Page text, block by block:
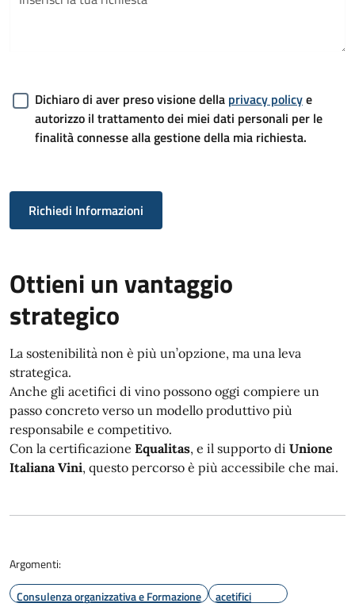
Dichiaro di aver preso visione della privacy policye
autorizzo il trattamento dei miei dati personali per le
finalità connesse alla gestione della mia richiesta.
Richiedi Informazioni
Ottieni un vantaggio
strategico
La sostenibilità non è più un’opzione, ma una leva
strategica.
Anche gli acetifici di vino possono oggi compiere un
passo concreto verso un modello produttivo più
responsabile e competitivo.
Con la certificazione Equalitas, e il supporto di Unione
Italiana Vini, questo percorso è più accessibile che mai.
Argomenti:
Consulenza organizzativa e Formazione
acetifici